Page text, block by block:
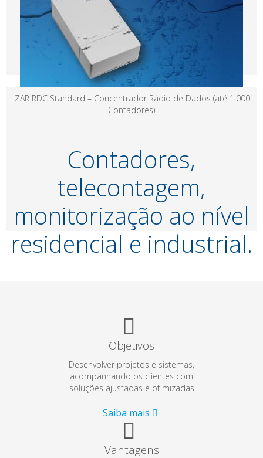
IZAR RDC Standard – Concentrador Rádio de Dados (até 1.000
Contadores)
Contadores,
telecontagem,
monitorização ao nível
residencial e industrial.
Objetivos
Desenvolver projetos e sistemas,
acompanhando os clientes com
soluções ajustadas e otimizadas
Saiba mais
Vantagens